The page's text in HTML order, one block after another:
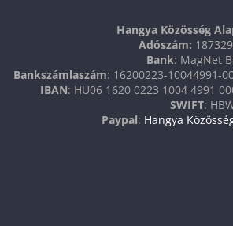
Hangya Közösség
Adószám:
Bank: MagNet
Bankszámlaszám: 16200223-10044991-
IBAN: HU06 1620 0223 1004 4991
SWIFT:
Paypal: Hangya